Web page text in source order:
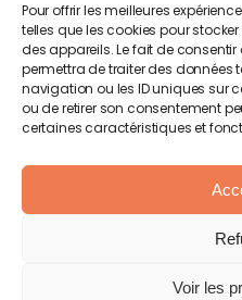
Pour offrir les meilleures
telles que les cookies pour
des appareils. Le fait de
permettra de traiter des données
navigation ou les ID uniques sur
ou de retirer son consentement
certaines caractéristiques et
Voir les